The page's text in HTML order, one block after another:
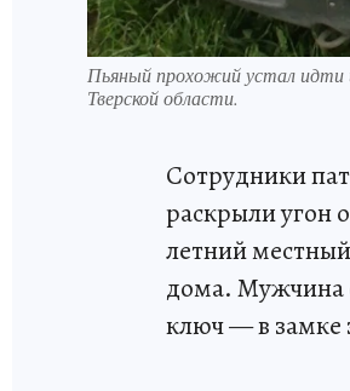
Пьяный прохожий устал идти
Тверской области.
Сотрудники
раскрыли угон
летний
дома. Мужчина
ключ — в замке